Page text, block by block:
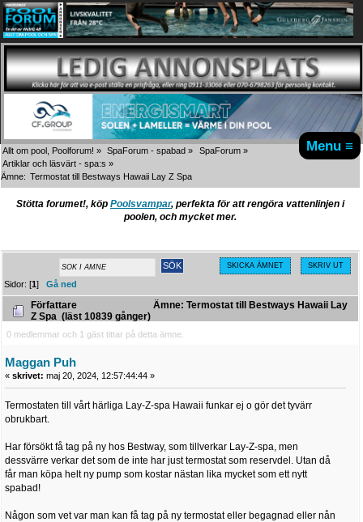
Menu ≡
Allt om pool, Poolforum! » SpaForum - spabad » SpaForum»
Artiklar och läsvärt - spa:s »
Ämne: Termostat till Bestways Hawaii Lay Z Spa
Stötta forumet!, köp Poolsvampar, perfekta för att rengöra vattenlinjen i
poolen, och mycket mer.
SKICKA ÄMNET SKRIV UT
Sidor: [1]Gå ned
Författare
Ämne: Termostat till Bestways Hawaii Lay
Z Spa (läst 10839 gånger)
0 medlemmar och 1 gäst tittar på detta ämne.
Maggan Puh
« skrivet: maj 20, 2024, 12:57:44:44 »
Termostaten till vårt härliga Lay-Z-spa Hawaii funkar ej o gör det tyvärr
obrukbart.
Har försökt få tag på ny hos Bestway, som tillverkar Lay-Z-spa, men
dessvärre verkar det som de inte har just termostat som reservdel. Utan då
får man köpa helt ny pump som kostar nästan lika mycket som ett nytt
spabad!
Någon som vet var man kan få tag på ny termostat eller begagnad eller nån